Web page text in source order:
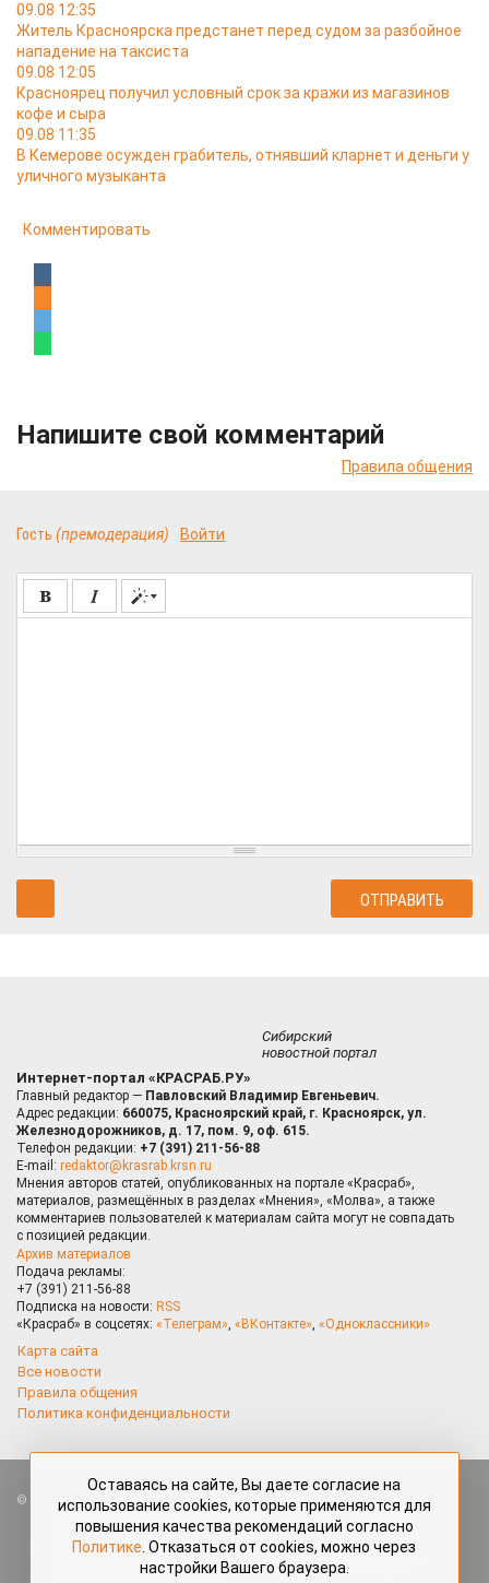
09.08 12:35
Житель Красноярска предстанет перед судом за разбойное
нападение на таксиста
09.08 12:05
Красноярец получил условный срок за кражи из магазинов
кофе и сыра
09.08 11:35
В Кемерове осужден грабитель, отнявший кларнет и деньги у
уличного музыканта
Комментировать
Напишите свой комментарий
Правила общения
Гость (премодерация) Войти
Сибирский
новостной портал
Интернет-портал «КРАСРАБ.РУ»
Главный редактор — Павловский Владимир Евгеньевич.
Адрес редакции: 660075, Красноярский край, г. Красноярск, ул.
Железнодорожников, д. 17, пом. 9, оф. 615.
Телефон редакции: +7 (391) 211-56-88
E-mail: redaktor@krasrab.krsn.ru
Мнения авторов статей, опубликованных на портале «Красраб»,
материалов, размещённых в разделах «Мнения», «Молва», а также
комментариев пользователей к материалам сайта могут не совпадать
с позицией редакции.
Архив материалов
Подача рекламы:
+7 (391) 211-56-88
Подписка на новости: RSS
«Красраб» в соцсетях: «Телеграм», «ВКонтакте», «Одноклассники»
Карта сайта
Все новости
Правила общения
Политика конфиденциальности
Все права защищены. Любые материалы, размещённые на портале
«Красраб.ру» сотрудниками редакции, нештатными авторами
и читателями, являются объектами авторского права. Полное или
частичное использование материалов, размещённых на портале
«Красраб.ру», допускается только с письменного согласия редакции
Оставаясь на сайте, Вы даете согласие на
использование cookies, которые применяются для
повышения качества рекомендаций согласно
Политике . Отказаться от cookies, можно через
настройки Вашего браузера.